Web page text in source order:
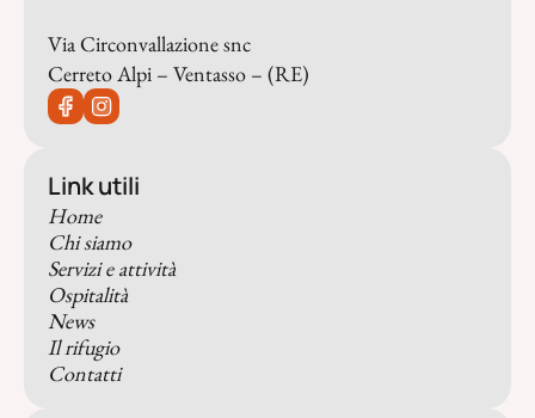
Via Circonvallazione snc
Cerreto Alpi – Ventasso – (RE)
Link utili
Home
Chi siamo
Servizi e attività
Ospitalità
News
Il rifugio
Contatti